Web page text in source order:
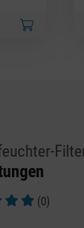
(0)